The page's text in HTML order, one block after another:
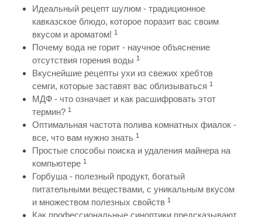
Идеальный рецепт шулюм - традиционное
кавказское блюдо, которое поразит вас своим
вкусом и ароматом! 1
Почему вода не горит - научное объяснение
отсутствия горения воды 1
Вкуснейшие рецепты ухи из свежих хребтов
семги, которые заставят вас облизываться 1
МДФ - что означает и как расшифровать этот
термин? 1
Оптимальная частота полива комнатных фиалок -
все, что вам нужно знать 1
Простые способы поиска и удаления майнера на
компьютере 1
Горбуша - полезный продукт, богатый
питательными веществами, с уникальным вкусом
и множеством полезных свойств 1